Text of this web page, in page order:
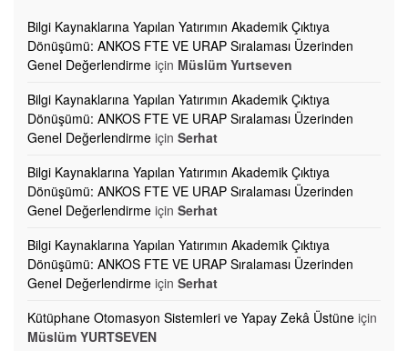
Bilgi Kaynaklarına Yapılan Yatırımın Akademik Çıktıya
Dönüşümü: ANKOS FTE VE URAP Sıralaması Üzerinden
Genel Değerlendirme için Müslüm Yurtseven
Bilgi Kaynaklarına Yapılan Yatırımın Akademik Çıktıya
Dönüşümü: ANKOS FTE VE URAP Sıralaması Üzerinden
Genel Değerlendirme için Serhat
Bilgi Kaynaklarına Yapılan Yatırımın Akademik Çıktıya
Dönüşümü: ANKOS FTE VE URAP Sıralaması Üzerinden
Genel Değerlendirme için Serhat
Bilgi Kaynaklarına Yapılan Yatırımın Akademik Çıktıya
Dönüşümü: ANKOS FTE VE URAP Sıralaması Üzerinden
Genel Değerlendirme için Serhat
Kütüphane Otomasyon Sistemleri ve Yapay Zekâ Üstüne için
Müslüm YURTSEVEN